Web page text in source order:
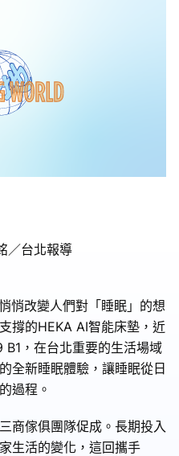
／台北報導
悄改變人們對「睡眠」的想
撐的HEKA AI智能床墊，近
，在台北重要的生活場域
全新睡眠體驗，讓睡眠從日
過程。
商傢俱團隊促成。長期投入
生活的變化，這回攜手